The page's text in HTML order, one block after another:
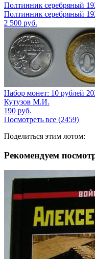
Полтинник серебряный
Полтинник серебряный
2 500 руб.
Набор монет: 10 рублей
Кутузов М.И.
190 руб.
Посмотреть все (2459)
Поделиться этим лотом:
Рекомендуем